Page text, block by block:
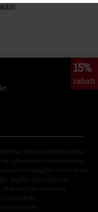
15%
rabatt
har rätt att behandla mina
nyhetsbrev och information
personuppgifter kommer att
. Jag kan återkalla mitt
länken för att avsluta
nyhetsbrev.